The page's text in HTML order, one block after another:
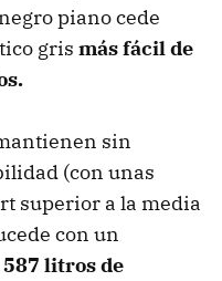
piano cede
gris más fácil de
sin
(con unas
superior a la media
con un
587 litros de